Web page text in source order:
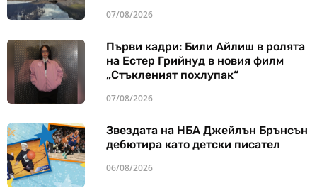
07/08/2026
Първи кадри: Били Айлиш в ролята
на Естер Грийнуд в новия филм
„Стъкленият похлупак“
07/08/2026
Звездата на НБА Джейлън Брънсън
дебютира като детски писател
06/08/2026